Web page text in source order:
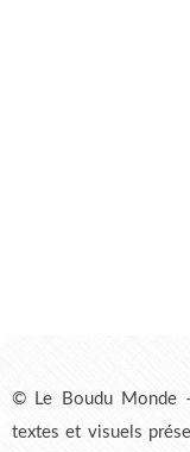
© Le Boudu Monde
textes et visuels